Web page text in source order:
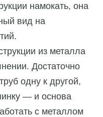
намокать, она
вид на
из металла
Достаточно
одну к другой,
— и основа
с металлом